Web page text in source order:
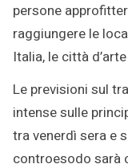
persone
raggiungere le
Italia, le città
Le previsioni sul
intense sulle
tra venerdì sera e
controesodo sarà